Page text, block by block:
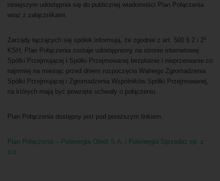
niniejszym udostępnia się do publicznej wiadomości Plan Połączenia
wraz z załącznikami.
Zarządy łączących się spółek informują, że zgodnie z art. 500 § 2 i 21
KSH, Plan Połączenia zostaje udostępniony na stronie internetowej
Spółki Przejmującej i Spółki Przejmowanej bezpłatnie i nieprzerwanie co
najmniej na miesiąc przed dniem rozpoczęcia Walnego Zgromadzenia
Spółki Przejmującej i Zgromadzenia Wspólników Spółki Przejmowanej,
na których mają być powzięte uchwały o połączeniu.
Plan Połączenia dostępny jest pod poniższym linkiem.
Plan Połączenia – Polenergia Obrót S.A. i Polenergia Sprzedaż sp. z
o.o.